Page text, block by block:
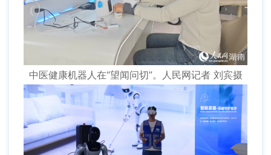
中医健康机器人在“望闻问切”。人民网记者 刘宾摄